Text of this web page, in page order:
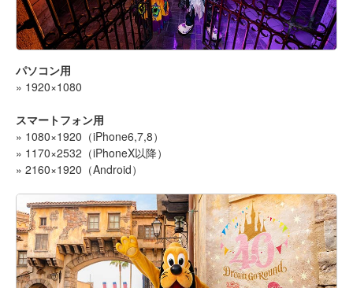
パソコン用
» 1920×1080
スマートフォン用
» 1080×1920（iPhone6,7,8）
» 1170×2532（iPhoneX以降）
» 2160×1920（Android）